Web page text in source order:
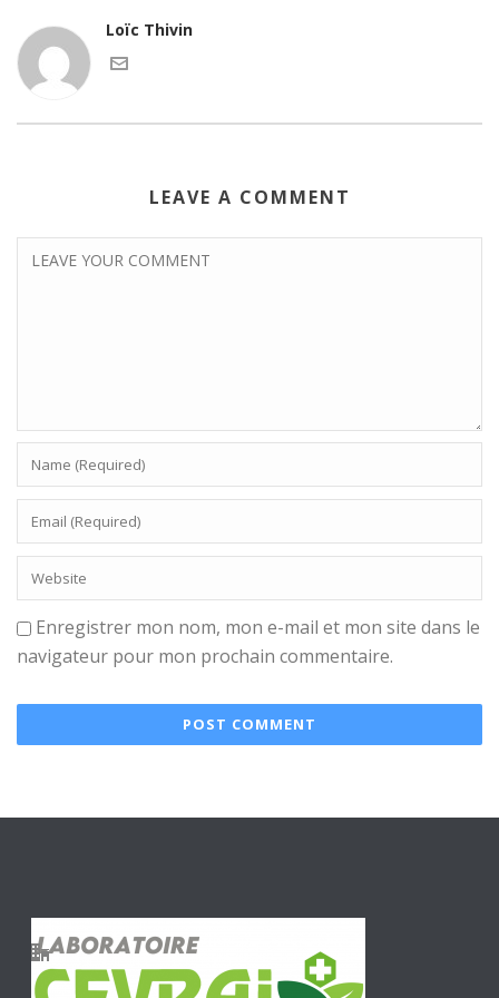
Loïc Thivin
LEAVE A COMMENT
Enregistrer mon nom, mon e-mail et mon site dans le
navigateur pour mon prochain commentaire.